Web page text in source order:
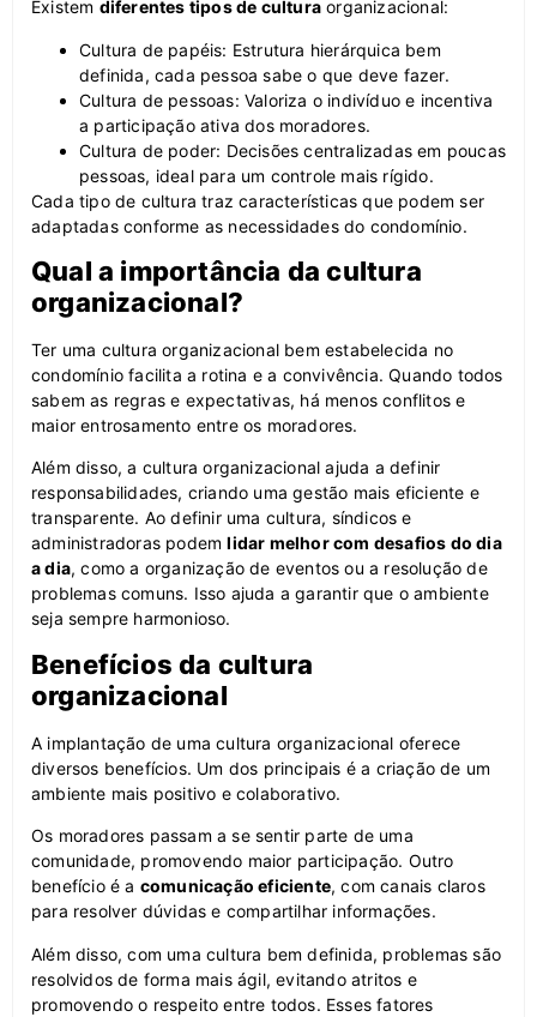
Existem diferentes tipos de cultura organizacional:
Cultura de papéis: Estrutura hierárquica bem
definida, cada pessoa sabe o que deve fazer.
Cultura de pessoas: Valoriza o indivíduo e incentiva
a participação ativa dos moradores.
Cultura de poder: Decisões centralizadas em poucas
pessoas, ideal para um controle mais rígido.
Cada tipo de cultura traz características que podem ser
adaptadas conforme as necessidades do condomínio.
Qual a importância da cultura
organizacional?
Ter uma cultura organizacional bem estabelecida no
condomínio facilita a rotina e a convivência. Quando todos
sabem as regras e expectativas, há menos conflitos e
maior entrosamento entre os moradores.
Além disso, a cultura organizacional ajuda a definir
responsabilidades, criando uma gestão mais eficiente e
transparente. Ao definir uma cultura, síndicos e
administradoras podemlidar melhor com desafios do dia
a dia, como a organização de eventos ou a resolução de
problemas comuns. Isso ajuda a garantir que o ambiente
seja sempre harmonioso.
Benefícios da cultura
organizacional
A implantação de uma cultura organizacional oferece
diversos benefícios. Um dos principais é a criação de um
ambiente mais positivo e colaborativo.
Os moradores passam a se sentir parte de uma
comunidade, promovendo maior participação. Outro
benefício é a comunicação eficiente, com canais claros
para resolver dúvidas e compartilhar informações.
Além disso, com uma cultura bem definida, problemas são
resolvidos de forma mais ágil, evitando atritos e
promovendo o respeito entre todos. Esses fatores